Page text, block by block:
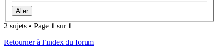
2 sujets • Page 1 sur 1
Retourner à l’index du forum